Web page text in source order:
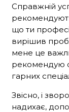
Справжній
що ти
вирішив
мене це
рекомендую
гарних
Звісно, і
надихає,